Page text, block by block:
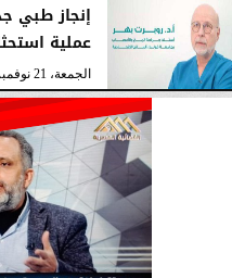
إنجاز طبي
عملية
الجمعة، 21 نوفمبر 2025